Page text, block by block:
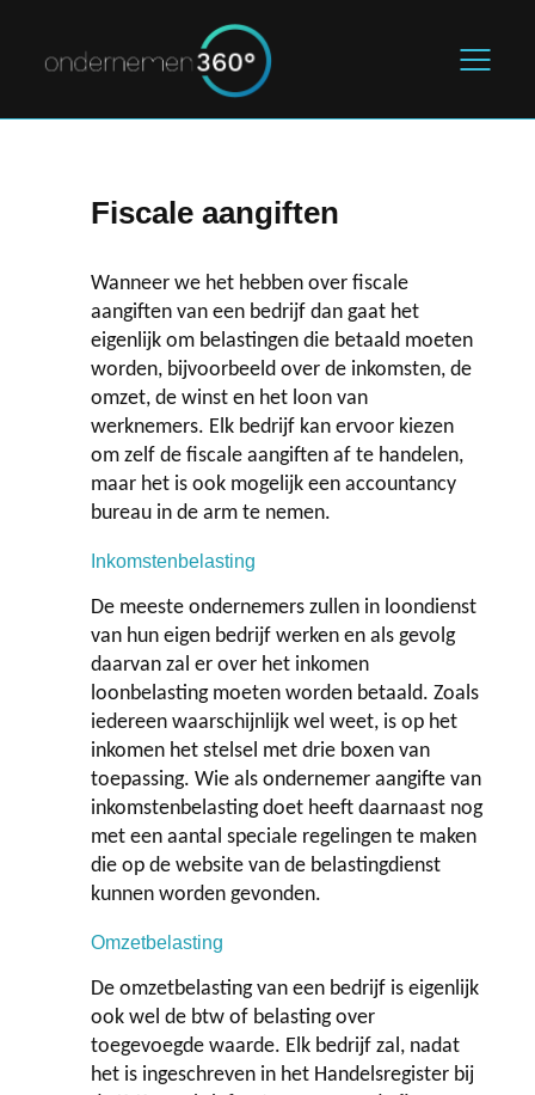
De starter
Marketing & Sales
Legal & Finance
Blogs
Over ons
Contact
Fiscale aangiften
Wanneer we het hebben over fiscale
aangiften van een bedrijf dan gaat het
eigenlijk om belastingen die betaald moeten
worden, bijvoorbeeld over de inkomsten, de
omzet, de winst en het loon van
werknemers. Elk bedrijf kan ervoor kiezen
om zelf de fiscale aangiften af te handelen,
maar het is ook mogelijk een accountancy
bureau in de arm te nemen.
Inkomstenbelasting
De meeste ondernemers zullen in loondienst
van hun eigen bedrijf werken en als gevolg
daarvan zal er over het inkomen
loonbelasting moeten worden betaald. Zoals
iedereen waarschijnlijk wel weet, is op het
inkomen het stelsel met drie boxen van
toepassing. Wie als ondernemer aangifte van
inkomstenbelasting doet heeft daarnaast nog
met een aantal speciale regelingen te maken
die op de website van de belastingdienst
kunnen worden gevonden.
Omzetbelasting
De omzetbelasting van een bedrijf is eigenlijk
ook wel de btw of belasting over
toegevoegde waarde. Elk bedrijf zal, nadat
het is ingeschreven in het Handelsregister bij